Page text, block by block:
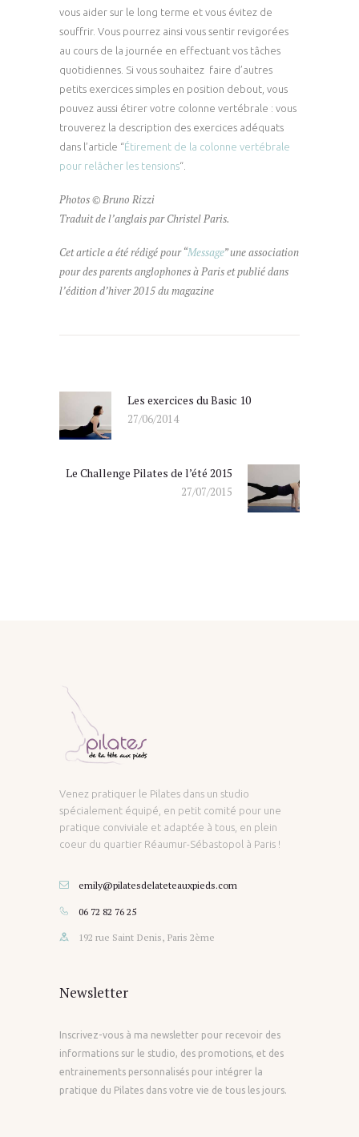
vous aider sur le long terme et vous évitez de
souffrir. Vous pourrez ainsi vous sentir revigorées
au cours de la journée en effectuant vos tâches
quotidiennes. Si vous souhaitez faire d’autres
petits exercices simples en position debout, vous
pouvez aussi étirer votre colonne vertébrale : vous
trouverez la description des exercices adéquats
dans l’article “Étirement de la colonne vertébrale
pour relâcher les tensions“.
Photos © Bruno Rizzi
Traduit de l’anglais par Christel Paris.
Cet article a été rédigé pour “Message” une association
pour des parents anglophones à Paris et publié dans
l’édition d’hiver 2015 du magazine
l’article
Previous
post:
Les exercices du Basic 10
27/06/2014
Le Challenge Pilates de l’été 2015
27/07/2015
Venez pratiquer le Pilates dans un studio
spécialement équipé, en petit comité pour une
pratique conviviale et adaptée à tous, en plein
coeur du quartier Réaumur-Sébastopol à Paris !
emily@pilatesdelateteauxpieds.com
06 72 82 76 25
192 rue Saint Denis, Paris 2ème
Newsletter
Inscrivez-vous à ma newsletter pour recevoir des
informations sur le studio, des promotions, et des
entrainements personnalisés pour intégrer la
pratique du Pilates dans votre vie de tous les jours.